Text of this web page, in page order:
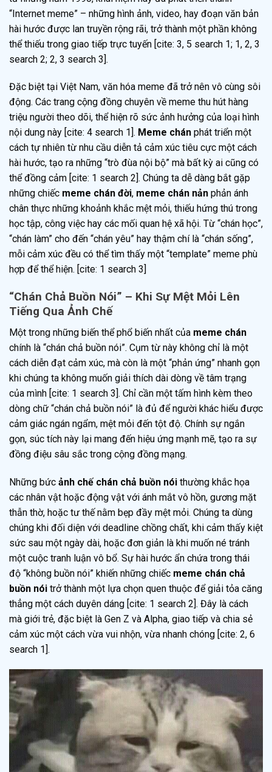
“Internet meme” – những hình ảnh, video, hay đoạn văn bản
hài hước được lan truyền rộng rãi, trở thành một phần không
thể thiếu trong giao tiếp trực tuyến [cite: 3, 5 search 1; 1, 2, 3
search 2; 2, 3 search 3].
Đặc biệt tại Việt Nam, văn hóa meme đã trở nên vô cùng sôi
động. Các trang cộng đồng chuyên về meme thu hút hàng
triệu người theo dõi, thể hiện rõ sức ảnh hưởng của loại hình
nội dung này [cite: 4 search 1]. Meme chán phát triển một
cách tự nhiên từ nhu cầu diễn tả cảm xúc tiêu cực một cách
hài hước, tạo ra những “trò đùa nội bộ” mà bất kỳ ai cũng có
thể đồng cảm [cite: 1 search 2]. Chúng ta dễ dàng bắt gặp
những chiếc meme chán đời, meme chán nản phản ánh
chân thực những khoảnh khắc mệt mỏi, thiếu hứng thú trong
học tập, công việc hay các mối quan hệ xã hội. Từ “chán học”,
“chán làm” cho đến “chán yêu” hay thậm chí là “chán sống”,
mỗi cảm xúc đều có thể tìm thấy một “template” meme phù
hợp để thể hiện. [cite: 1 search 3]
“Chán Chả Buồn Nói” – Khi Sự Mệt Mỏi Lên
Tiếng Qua Ảnh Chế
Một trong những biến thể phổ biến nhất của meme chán
chính là “chán chả buồn nói”. Cụm từ này không chỉ là một
cách diễn đạt cảm xúc, mà còn là một “phản ứng” nhanh gọn
khi chúng ta không muốn giải thích dài dòng về tâm trạng
của mình [cite: 1 search 3]. Chỉ cần một tấm hình kèm theo
dòng chữ “chán chả buồn nói” là đủ để người khác hiểu được
cảm giác ngán ngẩm, mệt mỏi đến tột độ. Chính sự ngắn
gọn, súc tích này lại mang đến hiệu ứng mạnh mẽ, tạo ra sự
đồng điệu sâu sắc trong cộng đồng mạng.
Những bức ảnh chế chán chả buồn nói thường khắc họa
các nhân vật hoặc động vật với ánh mắt vô hồn, gương mặt
thẫn thờ, hoặc tư thế nằm bẹp đầy mệt mỏi. Chúng ta dùng
chúng khi đối diện với deadline chồng chất, khi cảm thấy kiệt
sức sau một ngày dài, hoặc đơn giản là khi muốn né tránh
một cuộc tranh luận vô bổ. Sự hài hước ẩn chứa trong thái
độ “không buồn nói” khiến những chiếc meme chán chả
buồn nói trở thành một lựa chọn quen thuộc để giải tỏa căng
thẳng một cách duyên dáng [cite: 1 search 2]. Đây là cách
mà giới trẻ, đặc biệt là Gen Z và Alpha, giao tiếp và chia sẻ
cảm xúc một cách vừa vui nhộn, vừa nhanh chóng [cite: 2, 6
search 1].